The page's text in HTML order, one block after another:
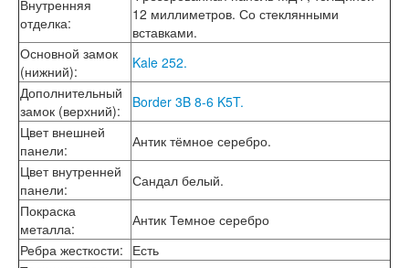
Лабиринт Смартлаб
Лабиринт Соналаб
Лабиринт Термолайт
Лабиринт Термомагнит
Лабиринт Трендо
Лабиринт Тундра Плюс
Лабиринт Фрост
Лабиринт Шторм
Лабиринт Эволаб
Двери Про
Двери Интекрон
Интекрон Брайтон Антрацит
Интекрон Вектор
Внутренняя
отделка:
12 миллиметров. Со стеклянными
вставками.
Основной замок
(нижний):
Kale 252.
Дополнительный
замок (верхний):
Border 3B 8-6 K5T.
Цвет внешней
панели:
Антик тёмное серебро.
Цвет внутренней
панели:
Сандал белый.
Покраска
металла:
Антик Темное серебро
Ребра жесткости: Есть